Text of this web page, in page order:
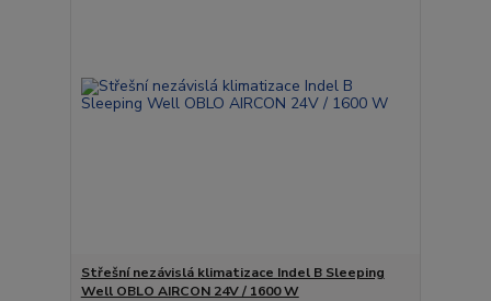
Střešní nezávislá klimatizace Indel B Sleeping
Well OBLO AIRCON 24V / 1600 W